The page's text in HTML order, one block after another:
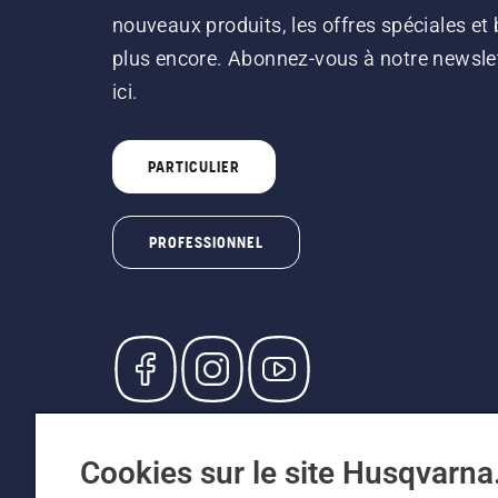
nouveaux produits, les offres spéciales et
plus encore. Abonnez-vous à notre
ici.
PARTICULIER
PROFESSIONNEL
© Husqvarna AB (publ). Tous droits
participants, prix en CHF, TVA 8,1 % et TAR
recommandés (TVA incluse), sauf si le produit
Cookies sur le site